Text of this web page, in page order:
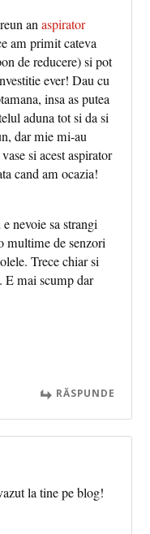
anaspirator
am primit cateva
de reducere) si pot
ever! Dau cu
insa as putea
aduna tot si da si
dar mie mi-au
si acest aspirator
cand am ocazia!
nevoie sa strangi
multime de senzori
Trece chiar si
E mai scump dar
RĂSPUNDE
la tine pe blog!